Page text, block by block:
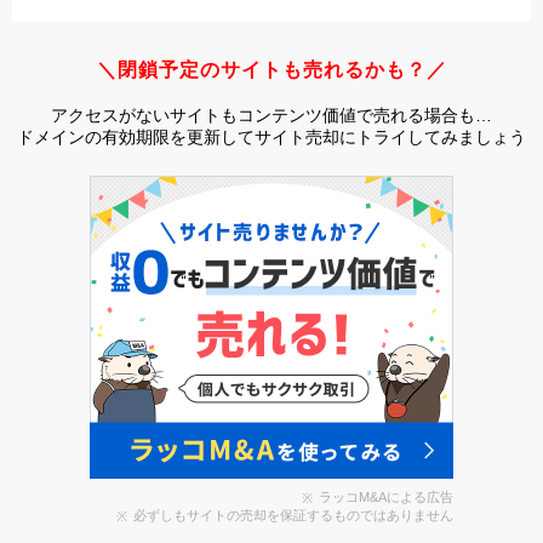
＼閉鎖予定のサイトも売れるかも？／
アクセスがないサイトもコンテンツ価値で売れる場合も…
ドメインの有効期限を更新してサイト売却にトライしてみましょう
ラッコM&Aによる広告
必ずしもサイトの売却を保証するものではありません